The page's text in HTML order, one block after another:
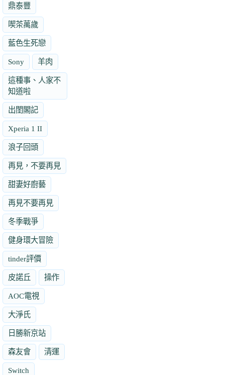
鼎泰豐
喫茶萬歲
藍色生死戀
Sony 羊肉
這種事、人家不
知道啦
出閨閣記
Xperia 1 II
浪子回頭
再見，不要再見
甜妻好廚藝
再見不要再見
冬季戰爭
健身環大冒險
tinder評價
皮諾丘 操作
AOC電視
大淨氏
日勝新京站
森友會 清運
Switch